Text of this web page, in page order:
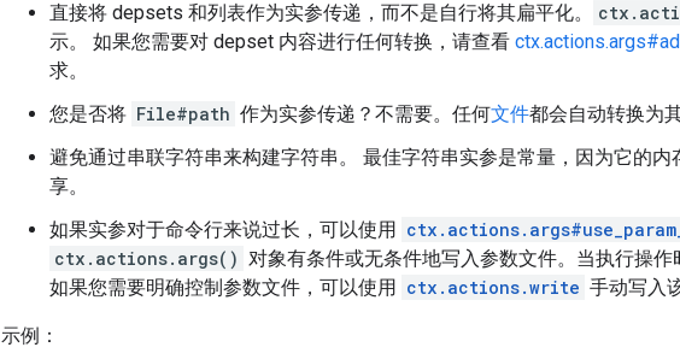
直接将 depsets 和列表作为实参传递，而不是自行将其扁平化。
示。 如果您需要对 depset 内容进行任何转换，请查看
求。
您是否将 File#path 作为实参传递？不需要。任何文件都会自动转换为
避免通过串联字符串来构建字符串。 最佳字符串实参是常量，因为它的
享。
如果实参对于命令行来说过长，可以使用
ctx.actions.args() 对象有条件或无条件地写入参数文件。当执行操
如果您需要明确控制参数文件，可以使用 ctx.actions.write 手动写入
示例：